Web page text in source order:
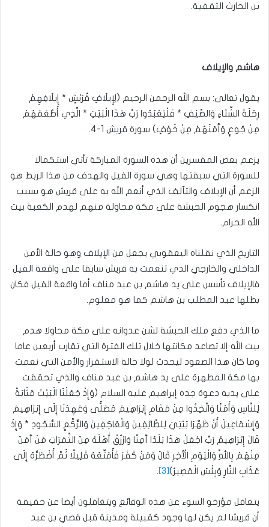
بن الحارث الثقفية.
هاشم والإيلاف
يقول تعالى: بسم الله الرحمن الرحيم (لِإِيلَافِ قُرَيْشٍ * إِيلَافِهِمْ
رِحْلَةَ الشِّتَاءِ وَالصَّيْفِ * فَلْيَعْبُدُوا رَبَّ هَذَا الْبَيْتِ * الَّذِي أَطْعَمَهُمْ
مِنْ جُوعٍ وَآَمَنَهُمْ مِنْ خَوْفٍ) سورة قريش 1-4.
يزعم بعض المفسرين أن هذه السورة المباركة تأتي استكمالا
للسورة التي سبقتها وهي سورة الفيل والهدف من هذا الربط هو
الزعم أن الإيلاف والتآلف الذي أنعم الله به على قريش هو بسبب
انكسار هجوم الحبشة على مكة محاولة منهم لهدم الكعبة بيت
الله الحرام.
التاريخ الذي نقلناه اليعقوبي يجعل من الإيلاف وهو حالة الأمن
الداخلي والخارجي الذي تنعمت به قريش سابقا على واقعة الفيل
فالإيلاف تأسس على يد هاشم بن عبد مناف أما واقعة الفيل فكان
بطلها عبد المطلب بن هاشم كما هو معلوم.
ما الذي دفع ملك الحبشة لشن عدوانه على مكة محاولا هدم
بيت الله إلا تصاعد مكانتها خلال تلك الفترة التي تقارب أربعين عاما
وما كان هذا الصعود ليحدث لولا حالة الاستقرار والأمن التي نعمت
بها مكة المطهرة على يد هاشم بن عبد مناف والذي تحققت
على يديه دعوة جده إبراهيم عليه السلام (وَإِذْ جَعَلْنَا الْبَيْتَ مَثَابَةً
لِلنَّاسِ وَأَمْنًا وَاتَّخِذُوا مِنْ مَقَامِ إِبْرَاهِيمَ مُصَلًّى وَعَهِدْنَا إِلَى إِبْرَاهِيمَ
وَإِسْمَاعِيلَ أَنْ طَهِّرَا بَيْتِيَ لِلطَّائِفِينَ وَالْعَاكِفِينَ وَالرُّكَّعِ السُّجُودِ * وَإِذْ
قَالَ إِبْرَاهِيمُ رَبِّ اجْعَلْ هَذَا بَلَدًا آَمِنًا وَارْزُقْ أَهْلَهُ مِنَ الثَّمَرَاتِ مَنْ آَمَنَ
مِنْهُمْ بِاللَّهِ وَالْيَوْمِ الْآَخِرِ قَالَ وَمَنْ كَفَرَ فَأُمَتِّعُهُ قَلِيلًا ثُمَّ أَضْطَرُّهُ إِلَى
عَذَابِ النَّارِ وَبِئْسَ الْمَصِيرُ)[3]
.
يتغافل مؤرخو السوء عن هذه الوقائع ويتغافلون أيضا عن حقيقة
أن قريشا لم يكن لها وجود كقبيلة ومدينة قبل قصي بن عبد